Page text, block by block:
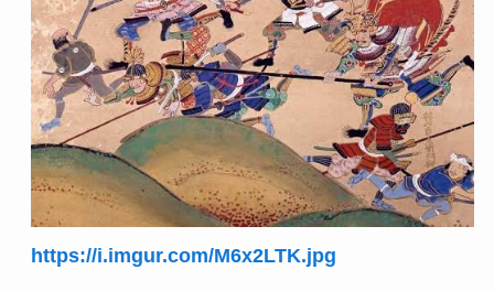
https://i.imgur.com/M6x2LTK.jpg